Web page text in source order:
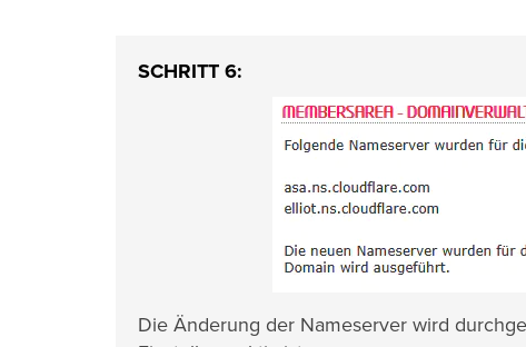
SCHRITT 6:
Die Änderung der Nameserver wird